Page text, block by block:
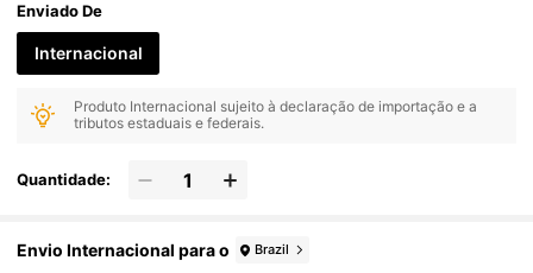
Enviado De
Internacional
Produto Internacional sujeito à declaração de importação e a
tributos estaduais e federais.
Quantidade:
Envio Internacional para o Brazil